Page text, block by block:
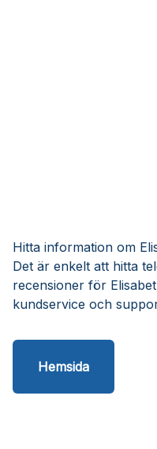
Hitta information om
Det är enkelt att hitta
recensioner för
kundservice och
Hemsida